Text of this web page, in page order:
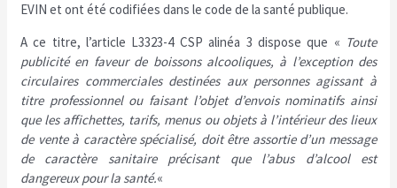
EVIN et ont été codifiées dans le code de la santé publique.
A ce titre, l’article L3323-4 CSP alinéa 3 dispose que « Toute
publicité en faveur de boissons alcooliques, à l’exception des
circulaires commerciales destinées aux personnes agissant à
titre professionnel ou faisant l’objet d’envois nominatifs ainsi
que les affichettes, tarifs, menus ou objets à l’intérieur des lieux
de vente à caractère spécialisé, doit être assortie d’un message
de caractère sanitaire précisant que l’abus d’alcool est
dangereux pour la santé.«